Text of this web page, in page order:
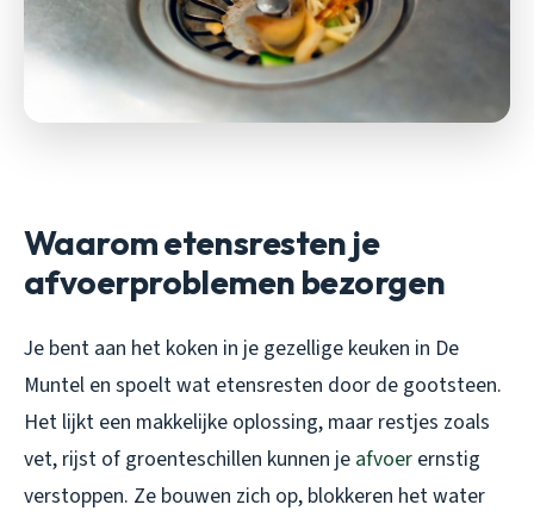
Waarom etensresten je
afvoerproblemen bezorgen
Je bent aan het koken in je gezellige keuken in De
Muntel en spoelt wat etensresten door de gootsteen.
Het lijkt een makkelijke oplossing, maar restjes zoals
vet, rijst of groenteschillen kunnen je afvoer ernstig
verstoppen. Ze bouwen zich op, blokkeren het water